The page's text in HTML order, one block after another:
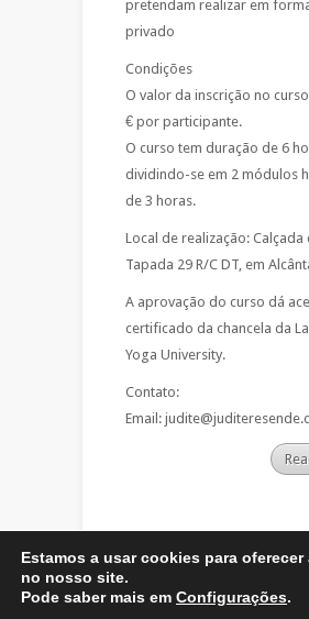
pretendam realizar em
privado
Condições
O valor da inscrição no
€ por participante.
O curso tem duração de 6
dividindo-se em 2 módulos
de 3 horas.
Local de realização: Calçada
Tapada 29 R/C DT, em
A aprovação do curso dá
certificado da chancela da
Yoga University.
Contato:
Email:
Estamos a usar cookies para
no nosso site.
Pode saber mais em Configurações.